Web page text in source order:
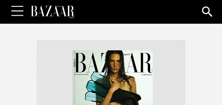
for: